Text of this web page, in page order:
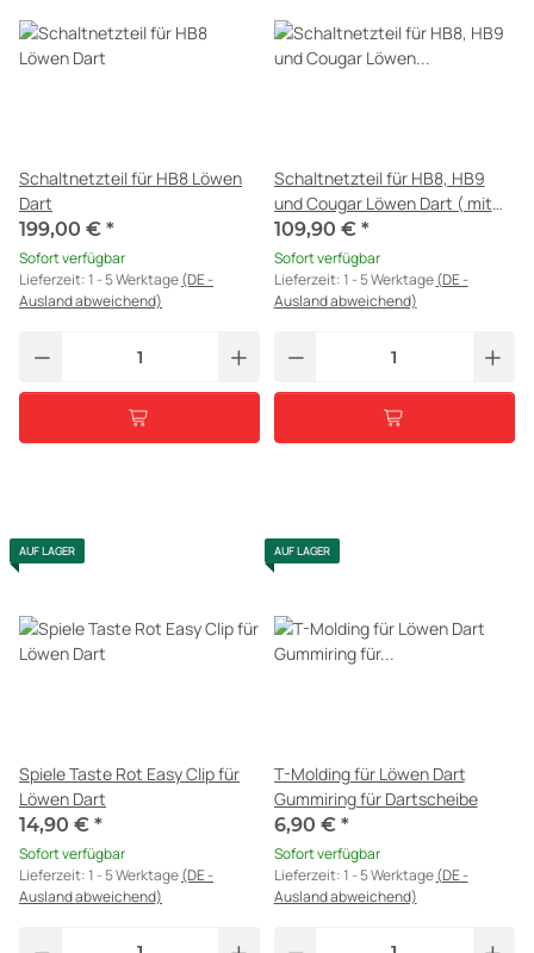
Schaltnetzteil für HB8 Löwen
Dart
199,00 € *
Sofort verfügbar
Lieferzeit:1 - 5 Werktage(DE -
Ausland abweichend)
Schaltnetzteil für HB8, HB9
und Cougar Löwen Dart ( mit
Rundstecker NEU )
109,90 € *
Sofort verfügbar
Lieferzeit:1 - 5 Werktage(DE -
Ausland abweichend)
AUF LAGER
Spiele Taste Rot Easy Clip für
Löwen Dart
14,90 € *
Sofort verfügbar
Lieferzeit:1 - 5 Werktage(DE -
Ausland abweichend)
AUF LAGER
T-Molding für Löwen Dart
Gummiring für Dartscheibe
6,90 € *
Sofort verfügbar
Lieferzeit:1 - 5 Werktage(DE -
Ausland abweichend)